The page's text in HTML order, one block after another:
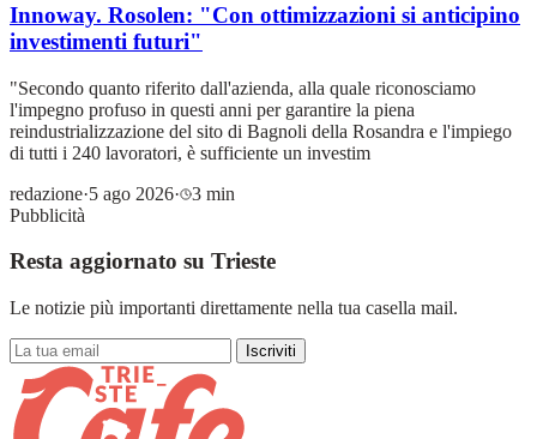
Innoway. Rosolen: "Con ottimizzazioni si anticipino
investimenti futuri"
"Secondo quanto riferito dall'azienda, alla quale riconosciamo
l'impegno profuso in questi anni per garantire la piena
reindustrializzazione del sito di Bagnoli della Rosandra e l'impiego
di tutti i 240 lavoratori, è sufficiente un investim
redazione·5 ago 2026·
3 min
Pubblicità
Resta aggiornato su Trieste
Le notizie più importanti direttamente nella tua casella mail.
Iscriviti